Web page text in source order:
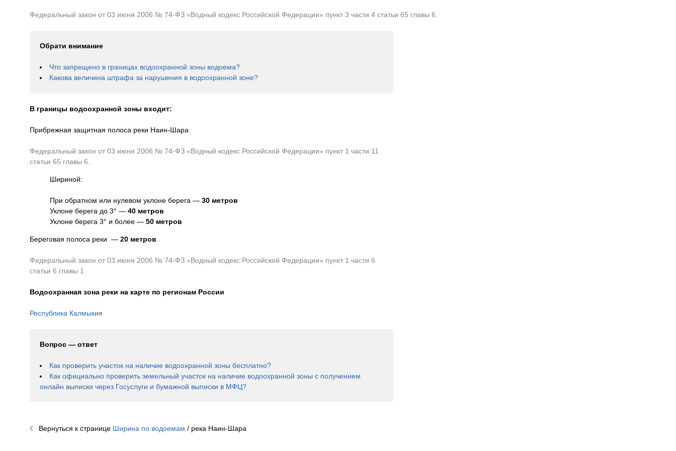
Федеральный закон от 03 июня 2006 № 74-ФЗ «Водный кодекс Российской Федерации» пункт 3 части 4 статьи 65 главы 6.
Обрати внимание
Что запрещено в границах водоохранной зоны водоема?
Какова величина штрафа за нарушения в водоохранной зоне?
В границы водоохранной зоны входит:
Прибрежная защитная полоса реки Наин-Шара
Федеральный закон от 03 июня 2006 № 74-ФЗ «Водный кодекс Российской Федерации» пункт 1 части 11
статьи 65 главы 6.
Шириной:
При обратном или нулевом уклоне берега — 30 метров
Уклоне берега до 3° — 40 метров
Уклоне берега 3° и более — 50 метров
Береговая полоса реки — 20 метров
Федеральный закон от 03 июня 2006 № 74-ФЗ «Водный кодекс Российской Федерации» пункт 1 части 6
статьи 6 главы 1.
Водоохранная зона реки на карте по регионам России
Республика Калмыкия
Вопрос — ответ
Как проверить участок на наличие водоохранной зоны бесплатно?
Как официально проверить земельный участок на наличие водоохранной зоны с получением
онлайн выписки через Госуслуги и бумажной выписки в МФЦ?
Вернуться к странице Ширина по водоемам / река Наин-Шара